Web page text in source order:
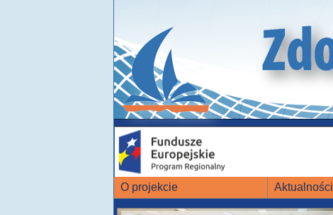
O projekcie Aktualności